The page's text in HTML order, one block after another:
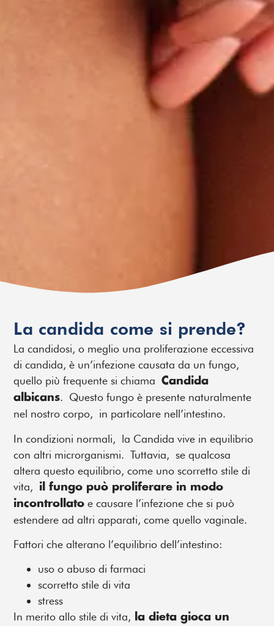
La candida come si prende?
La candidosi, o meglio una proliferazione eccessiva
di candida, è un’infezione causata da un fungo,
quello più frequente si chiamaCandida
albicans. Questo fungo è presente naturalmente
nel nostro corpo, in particolare nell’intestino.
In condizioni normali, la Candida vive in equilibrio
con altri microrganismi. Tuttavia, se qualcosa
altera questo equilibrio, come uno scorretto stile di
vita,
il fungo può proliferare in modo
incontrollato e causare l’infezione che si può
estendere ad altri apparati, come quello vaginale.
Fattori che alterano l’equilibrio dell’intestino:
uso o abuso di farmaci
scorretto stile di vita
stress
In merito allo stile di vita, la dieta gioca un